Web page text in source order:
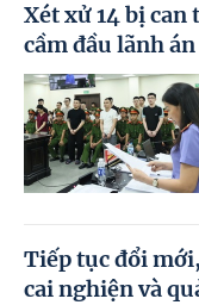
Xét xử 14 bị
cầm đầu lãnh
Tiếp tục đổi
cai nghiện và